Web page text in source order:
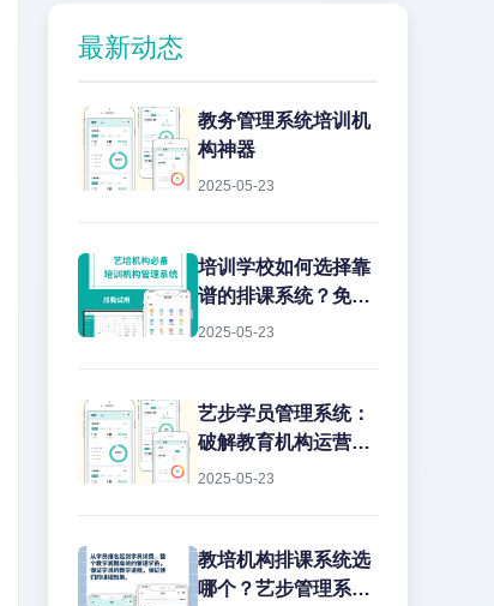
最新动态
教务管理系统培训机
构神器
2025-05-23
培训学校如何选择靠
谱的排课系统？免费
版真的能用吗？
2025-05-23
艺步学员管理系统：
破解教育机构运营痛
点的智能解决方案
2025-05-23
教培机构排课系统选
哪个？艺步管理系统